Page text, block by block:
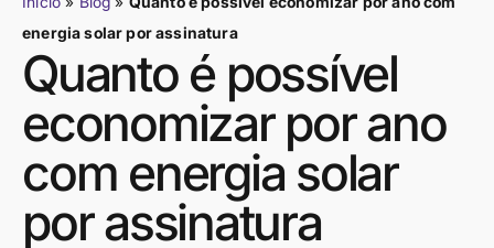
energia solar por assinatura
Quanto é possível
economizar por ano
com energia solar
por assinatura